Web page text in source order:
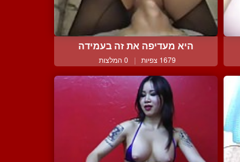
היא מעדיפה את זה בעמידה
1679 צפיות | 0 המלצות